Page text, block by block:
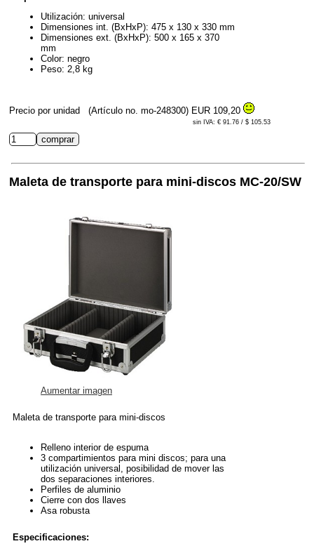
Utilización: universal
Dimensiones int. (BxHxP): 475 x 130 x 330 mm
Dimensiones ext. (BxHxP): 500 x 165 x 370
mm
Color: negro
Peso: 2,8 kg
Precio por unidad (Artículo no. mo-248300) EUR 109,20
sin IVA: € 91.76 / $ 105.53
Maleta de transporte para mini-discos MC-20/SW
Aumentar imagen
Maleta de transporte para mini-discos
Relleno interior de espuma
3 compartimientos para mini discos; para una
utilización universal, posibilidad de mover las
dos separaciones interiores.
Perfiles de aluminio
Cierre con dos llaves
Asa robusta
Especificaciones: